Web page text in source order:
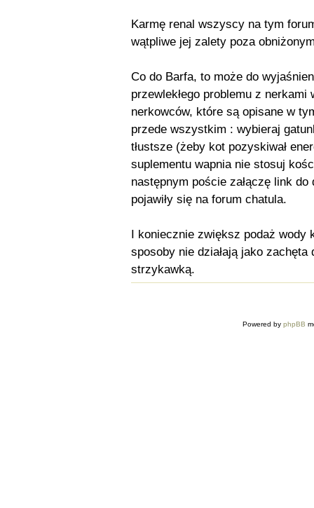
Karmę renal wszyscy na tym
wątpliwe jej zalety poza
Co do Barfa, to może do
przewlekłego problemu z
nerkowców, które są opisane w
przede wszystkim : wybieraj
tłustsze (żeby kot pozyskiwał
suplementu wapnia nie stosuj
następnym poście załączę link
pojawiły się na forum chatula.
I koniecznie zwiększ podaż wody
sposoby nie działają jako
strzykawką.
Powered by phpBB